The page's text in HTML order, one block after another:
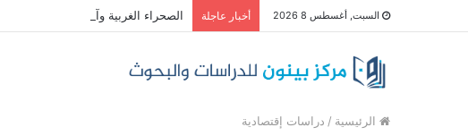
السبت, أغسطس 8 2026 أخبار عاجلة الصحراء الغربية وآفاق التسوية
الرئيسية / دراسات إقتصادية